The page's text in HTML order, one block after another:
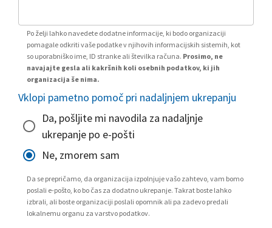
Po želji lahko navedete dodatne informacije, ki bodo organizaciji
pomagale odkriti vaše podatke v njihovih informacijskih sistemih, kot
so uporabniško ime, ID stranke ali številka računa. Prosimo, ne
navajajte gesla ali kakršnih koli osebnih podatkov, ki jih
organizacija še nima.
Vklopi pametno pomoč pri nadaljnjem ukrepanju
Da, pošljite mi navodila za nadaljnje
ukrepanje po e-pošti
Ne, zmorem sam
Da se prepričamo, da organizacija izpolnjuje vašo zahtevo, vam bomo
poslali e-pošto, ko bo čas za dodatno ukrepanje. Takrat boste lahko
izbrali, ali boste organizaciji poslali opomnik ali pa zadevo predali
lokalnemu organu za varstvo podatkov.